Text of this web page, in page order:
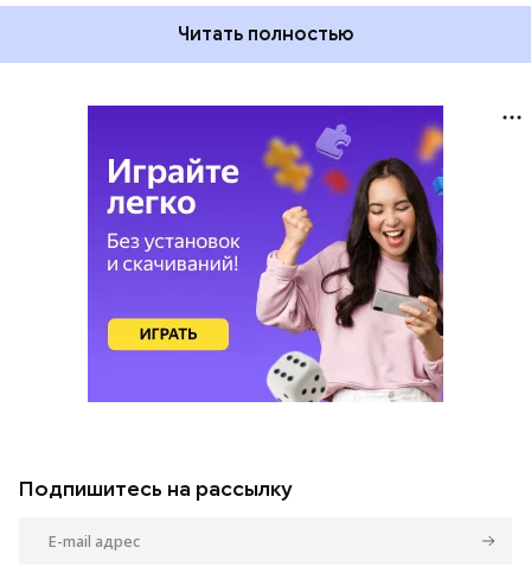
Читать полностью
Подпишитесь на рассылку